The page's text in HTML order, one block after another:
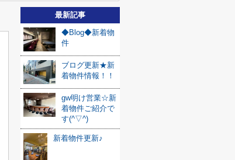
最新記事
◆Blog◆新着物
件
ブログ更新★新
着物件情報！！
gw明け営業☆新
着物件ご紹介で
す(^▽^)
新着物件更新♪